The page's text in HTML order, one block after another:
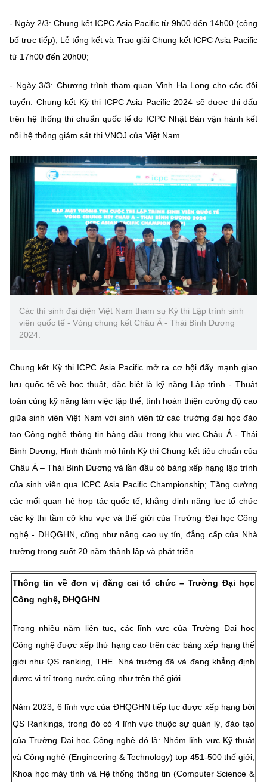
- Ngày 2/3: Chung kết ICPC Asia Pacific từ 9h00 đến 14h00 (công
bố trực tiếp); Lễ tổng kết và Trao giải Chung kết ICPC Asia Pacific
từ 17h00 đến 20h00;
- Ngày 3/3: Chương trình tham quan Vịnh Hạ Long cho các đội
tuyển. Chung kết Kỳ thi ICPC Asia Pacific 2024 sẽ được thi đấu
trên hệ thống thi chuẩn quốc tế do ICPC Nhật Bản vận hành kết
nối hệ thống giám sát thi VNOJ của Việt Nam.
Các thí sinh đại diện Việt Nam tham sự Kỳ thi Lập trình sinh
viên quốc tế - Vòng chung kết Châu Á - Thái Bình Dương
2024.
Chung kết Kỳ thi ICPC Asia Pacific mở ra cơ hội đẩy mạnh giao
lưu quốc tế về học thuật, đặc biệt là kỹ năng Lập trình - Thuật
toán cùng kỹ năng làm việc tập thể, tính hoàn thiện cường độ cao
giữa sinh viên Việt Nam với sinh viên từ các trường đại học đào
tạo Công nghệ thông tin hàng đầu trong khu vực Châu Á - Thái
Bình Dương; Hình thành mô hình Kỳ thi Chung kết tiêu chuẩn của
Châu Á – Thái Bình Dương và lần đầu có bảng xếp hạng lập trình
của sinh viên qua ICPC Asia Pacific Championship; Tăng cường
các mối quan hệ hợp tác quốc tế, khẳng định năng lực tổ chức
các kỳ thi tầm cỡ khu vực và thế giới của Trường Đại học Công
nghệ - ĐHQGHN, cũng như nâng cao uy tín, đẳng cấp của Nhà
trường trong suốt 20 năm thành lập và phát triển.
Thông tin về đơn vị đăng cai tổ chức – Trường Đại học
Công nghệ, ĐHQGHN
Trong nhiều năm liên tục, các lĩnh vực của Trường Đại học
Công nghệ được xếp thứ hạng cao trên các bảng xếp hạng thế
giới như QS ranking, THE. Nhà trường đã và đang khẳng định
được vị trí trong nước cũng như trên thế giới.
Năm 2023, 6 lĩnh vực của ĐHQGHN tiếp tục được xếp hạng bởi
QS Rankings, trong đó có 4 lĩnh vực thuộc sự quản lý, đào tạo
của Trường Đại học Công nghệ đó là: Nhóm lĩnh vực Kỹ thuật
và Công nghệ (Engineering & Technology) top 451-500 thế giới;
Khoa học máy tính và Hệ thống thông tin (Computer Science &